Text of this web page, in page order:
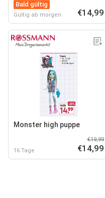
Bald gültig
Gültig ab morgen €14,99
Monster high puppe
16 Tage
€19,99
€14,99